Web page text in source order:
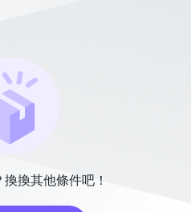
換其他條件吧！